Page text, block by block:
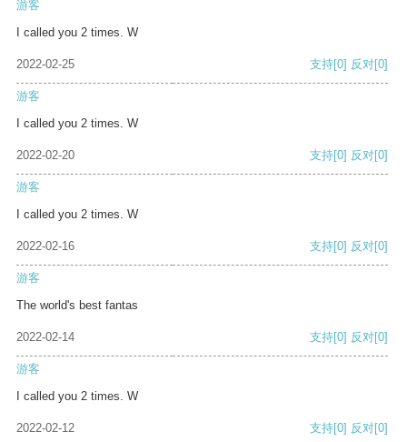
游客
I called you 2 times. W
2022-02-25 支持[0] 反对[0]
游客
I called you 2 times. W
2022-02-20 支持[0] 反对[0]
游客
I called you 2 times. W
2022-02-16 支持[0] 反对[0]
游客
The world's best fantas
2022-02-14 支持[0] 反对[0]
游客
I called you 2 times. W
2022-02-12 支持[0] 反对[0]